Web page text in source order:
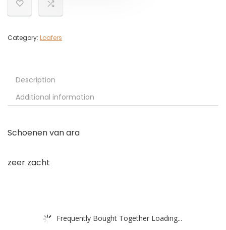
Category: Loafers
Description
Additional information
Schoenen van ara
zeer zacht
Frequently Bought Together Loading...